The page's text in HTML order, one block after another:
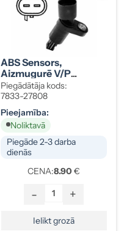
ABS Sensors,
Aizmugurē V/P
VW,AUDI
Piegādātāja kods:
7833-27808
Pieejamība:
Noliktavā
Piegāde 2-3 darba
dienās
CENA:8.90 €
- +
Ielikt grozā